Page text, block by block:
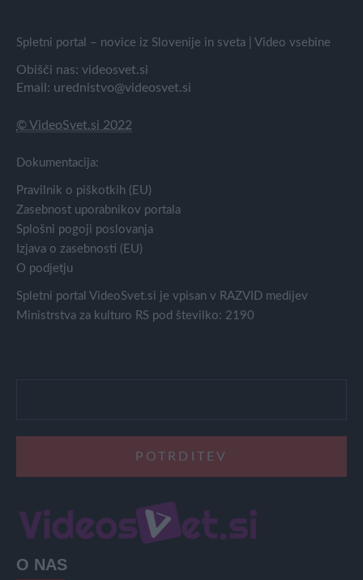
Spletni portal – novice iz Slovenije in sveta | Video vsebine
Obišči nas: videosvet.si
Email: urednistvo@videosvet.si
© VideoSvet.si 2022
Dokumentacija:
Pravilnik o piškotkih (EU)
Zasebnost uporabnikov portala
Splošni pogoji poslovanja
Izjava o zasebnosti (EU)
O podjetju
Spletni portal VideoSvet.si je vpisan v RAZVID medijev
Ministrstva za kulturo RS pod številko: 2190
O NAS